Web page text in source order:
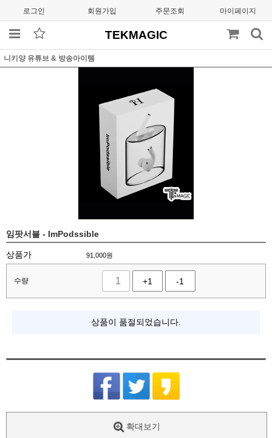
로그인 회원가입 주문조회 마이페이지
TEKMAGIC
니키양 유튜브 & 방송아이템
임팟서블 - ImPodssible
상품가 91,000원
수량 +1 -1
상품이 품절되었습니다.
확대보기